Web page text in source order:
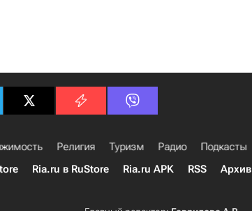
Религия Туризм Радио Подкасты
Ria.ru в RuStore Ria.ru APK RSS Архив